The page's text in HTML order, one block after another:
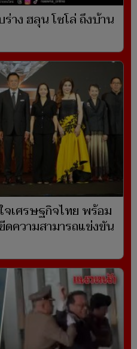
าง ฮลุน โซโล่ ถึงบ้าน
จเศรษฐกิจไทย พร้อม
ความสามารถแข่งขัน